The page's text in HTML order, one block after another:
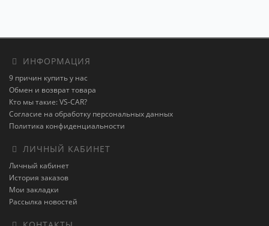
ИНФОРМАЦИЯ
9 причин купить у нас
Обмен и возврат товара
Кто мы такие: VS-CAR?
Согласие на обработку персональных данных
Политика конфиденциальности
ЛИЧНЫЙ КАБИНЕТ
Личный кабинет
История заказов
Мои закладки
Рассылка новостей